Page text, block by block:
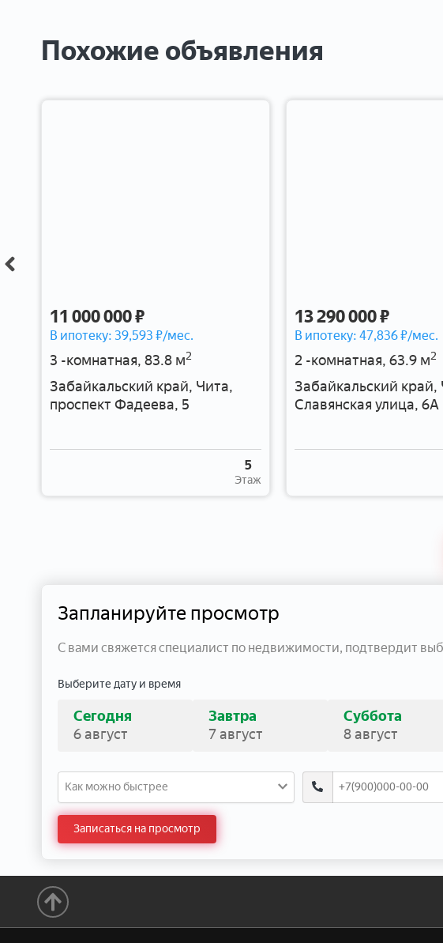
Похожие объявления
11 000 000 ₽
В ипотеку: 39,593 ₽/мес.
3 -комнатная, 83.8 м2
Забайкальский край, Чита,
проспект Фадеева, 5
Этаж
5
13 290 000 ₽
В ипотеку: 47,836₽/мес.
2 -комнатная, 63.9 м2
Забайкальский край,
Славянская улица, 6А
Запланируйте просмотр
С вами свяжется специалист по недвижимости, подтвердит
Выберите дату и время
Сегодня
6 август
Завтра
7 август
Суббота
8 август
Как можно быстрее
Записаться на просмотр